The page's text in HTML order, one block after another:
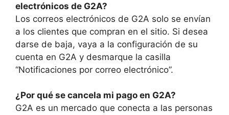
electrónicos de G2A?
Los correos electrónicos de G2A solo se envían
a los clientes que compran en el sitio. Si desea
darse de baja, vaya a la configuración de su
cuenta en G2A y desmarque la casilla
“Notificaciones por correo electrónico”.
¿Por qué se cancela mi pago en G2A?
G2A es un mercado que conecta a las personas